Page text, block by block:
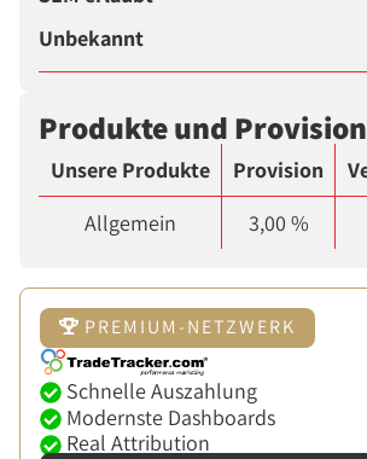
Unbekannt
Produkte und
Unsere Produkte Provision
Allgemein
3,00 %
PREMIUM-NETZWERK
Schnelle Auszahlung
Modernste Dashboards
Real Attribution